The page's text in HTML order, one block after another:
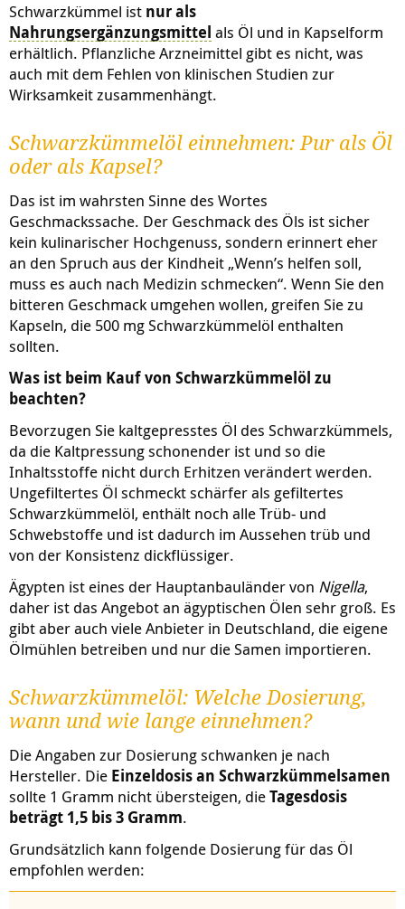
Schwarzkümmel ist nur als
Nahrungsergänzungsmittel als Öl und in Kapselform
erhältlich. Pflanzliche Arzneimittel gibt es nicht, was
auch mit dem Fehlen von klinischen Studien zur
Wirksamkeit zusammenhängt.
Schwarzkümmelöl einnehmen: Pur als Öl
oder als Kapsel?
Das ist im wahrsten Sinne des Wortes
Geschmackssache. Der Geschmack des Öls ist sicher
kein kulinarischer Hochgenuss, sondern erinnert eher
an den Spruch aus der Kindheit „Wenn’s helfen soll,
muss es auch nach Medizin schmecken“. Wenn Sie den
bitteren Geschmack umgehen wollen, greifen Sie zu
Kapseln, die 500 mg Schwarzkümmelöl enthalten
sollten.
Was ist beim Kauf von Schwarzkümmelöl zu
beachten?
Bevorzugen Sie kaltgepresstes Öl des Schwarzkümmels,
da die Kaltpressung schonender ist und so die
Inhaltsstoffe nicht durch Erhitzen verändert werden.
Ungefiltertes Öl schmeckt schärfer als gefiltertes
Schwarzkümmelöl, enthält noch alle Trüb- und
Schwebstoffe und ist dadurch im Aussehen trüb und
von der Konsistenz dickflüssiger.
Ägypten ist eines der Hauptanbauländer von Nigella,
daher ist das Angebot an ägyptischen Ölen sehr groß. Es
gibt aber auch viele Anbieter in Deutschland, die eigene
Ölmühlen betreiben und nur die Samen importieren.
Schwarzkümmelöl: Welche Dosierung,
wann und wie lange einnehmen?
Die Angaben zur Dosierung schwanken je nach
Hersteller. Die Einzeldosis an Schwarzkümmelsamen
sollte 1 Gramm nicht übersteigen, dieTagesdosis
beträgt 1,5 bis 3 Gramm.
Grundsätzlich kann folgende Dosierung für das Öl
empfohlen werden: